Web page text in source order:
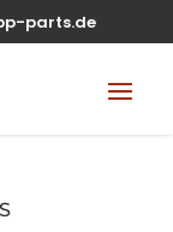
parts.de